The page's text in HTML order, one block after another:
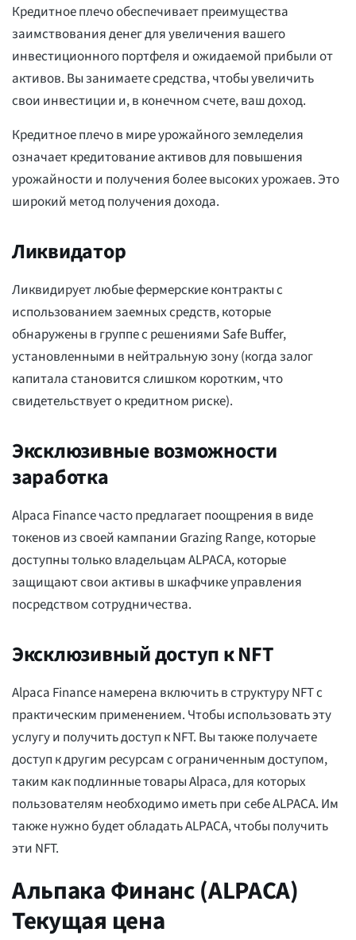
Кредитное плечо обеспечивает преимущества
заимствования денег для увеличения вашего
инвестиционного портфеля и ожидаемой прибыли от
активов. Вы занимаете средства, чтобы увеличить
свои инвестиции и, в конечном счете, ваш доход.
Кредитное плечо в мире урожайного земледелия
означает кредитование активов для повышения
урожайности и получения более высоких урожаев. Это
широкий метод получения дохода.
Ликвидатор
Ликвидирует любые фермерские контракты с
использованием заемных средств, которые
обнаружены в группе с решениями Safe Buffer,
установленными в нейтральную зону (когда залог
капитала становится слишком коротким, что
свидетельствует о кредитном риске).
Эксклюзивные возможности
заработка
Alpaca Finance часто предлагает поощрения в виде
токенов из своей кампании Grazing Range, которые
доступны только владельцам ALPACA, которые
защищают свои активы в шкафчике управления
посредством сотрудничества.
Эксклюзивный доступ к NFT
Alpaca Finance намерена включить в структуру NFT с
практическим применением. Чтобы использовать эту
услугу и получить доступ к NFT. Вы также получаете
доступ к другим ресурсам с ограниченным доступом,
таким как подлинные товары Alpaca, для которых
пользователям необходимо иметь при себе ALPACA. Им
также нужно будет обладать ALPACA, чтобы получить
эти NFT.
Альпака Финанс (ALPACA)
Текущая цена